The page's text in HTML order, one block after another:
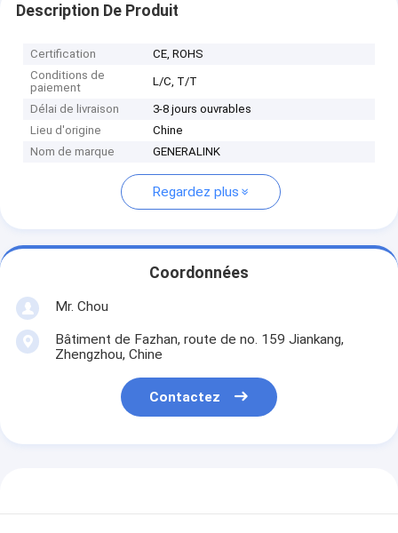
Description De Produit
Certification
CE, ROHS
Conditions de
paiement
L/C, T/T
Délai de livraison
3-8 jours ouvrables
Lieu d'origine
Chine
Nom de marque
GENERALINK
Regardez plus
Coordonnées
Mr. Chou
Bâtiment de Fazhan, route de no. 159 Jiankang,
Zhengzhou, Chine
Contactez